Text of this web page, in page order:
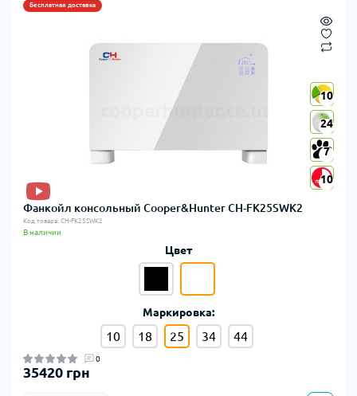
Бесплатная доставка
10
24
7
10
10
24
7
10
Фанкойл консольный Cooper&Hunter CH-FK25SWK2
Код товара: CH-FK25SWK2
В наличии
Цвет
Маркировка:
10 18 25 34 44
0
35420 грн